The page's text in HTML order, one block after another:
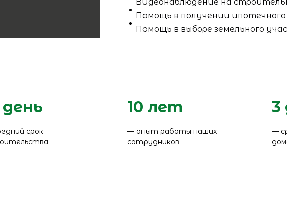
Помощь в получении
Помощь в выборе земельного
день
срок
10 лет
— опыт работы наших
сотрудников
3
—